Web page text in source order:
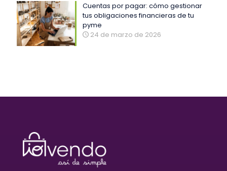
Cuentas por pagar: cómo gestionar
tus obligaciones financieras de tu
pyme
24 de marzo de 2026